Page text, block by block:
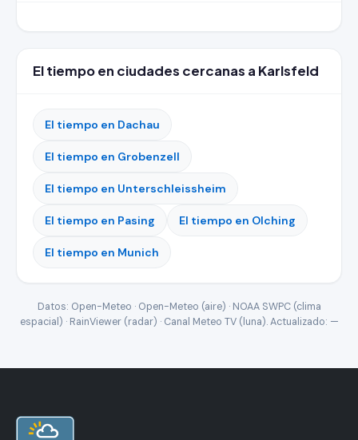
El tiempo en ciudades cercanas a Karlsfeld
El tiempo en Dachau
El tiempo en Grobenzell
El tiempo en Unterschleissheim
El tiempo en Pasing El tiempo en Olching
El tiempo en Munich
Datos: Open-Meteo · Open-Meteo (aire) · NOAA SWPC (clima
espacial) · RainViewer (radar) · Canal Meteo TV (luna). Actualizado: —